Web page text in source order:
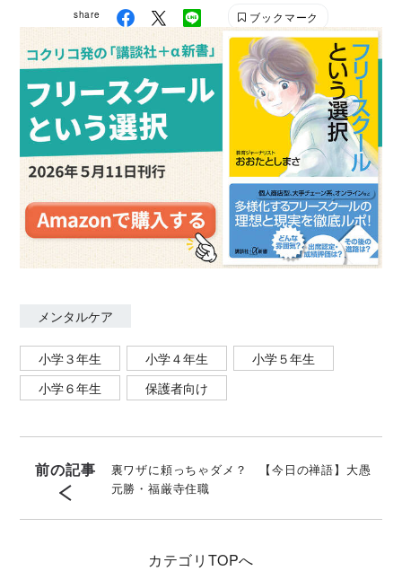
恵、仏性を育む」ことを宗旨とする佛心宗を興し、従
来の慣習や常識にとらわれない会員制寺院を創設。内
弟子の育成、インターネットを通じた発信を精力的に
行っており、YouTubeチャンネル「大愚和尚の一問一
答」は登録者58万人を超える。 YouTubeチャンネル
「大愚和尚の一問一答」
share ブックマーク
メンタルケア
小学３年生 小学４年生
小学５年生
小学６年生
保護者向け
前の記事
裏ワザに頼っちゃダメ？ 【今日の禅語】大愚
元勝・福厳寺住職
カテゴリ TOPへ